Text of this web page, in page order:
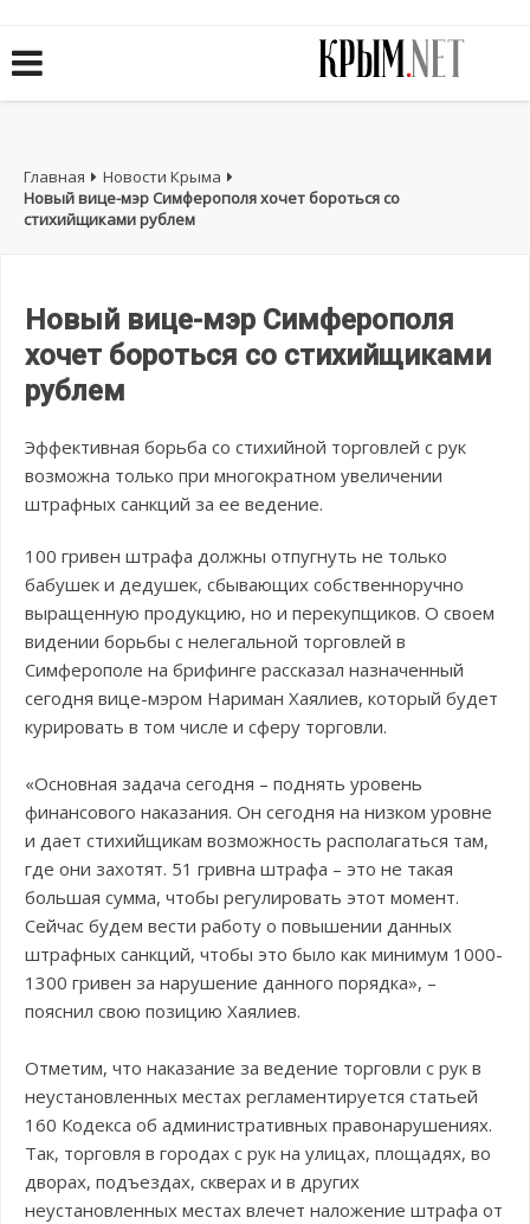
Главная
Новости Крыма
Новый вице-мэр Симферополя хочет бороться со
стихийщиками рублем
Новый вице-мэр Симферополя
хочет бороться со стихийщиками
рублем
Эффективная борьба со стихийной торговлей с рук
возможна только при многократном увеличении
штрафных санкций за ее ведение.
100 гривен штрафа должны отпугнуть не только
бабушек и дедушек, сбывающих собственноручно
выращенную продукцию, но и перекупщиков. О своем
видении борьбы с нелегальной торговлей в
Симферополе на брифинге рассказал назначенный
сегодня вице-мэром Нариман Хаялиев, который будет
курировать в том числе и сферу торговли.
«Основная задача сегодня – поднять уровень
финансового наказания. Он сегодня на низком уровне
и дает стихийщикам возможность располагаться там,
где они захотят. 51 гривна штрафа – это не такая
большая сумма, чтобы регулировать этот момент.
Сейчас будем вести работу о повышении данных
штрафных санкций, чтобы это было как минимум 1000-
1300 гривен за нарушение данного порядка», –
пояснил свою позицию Хаялиев.
Отметим, что наказание за ведение торговли с рук в
неустановленных местах регламентируется статьей
160 Кодекса об административных правонарушениях.
Так, торговля в городах с рук на улицах, площадях, во
дворах, подъездах, скверах и в других
неустановленных местах влечет наложение штрафа от